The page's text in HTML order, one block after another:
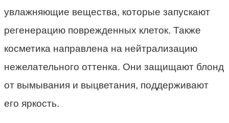
увлажняющие вещества, которые запускают
регенерацию поврежденных клеток. Также
косметика направлена на нейтрализацию
нежелательного оттенка. Они защищают блонд
от вымывания и выцветания, поддерживают
его яркость.